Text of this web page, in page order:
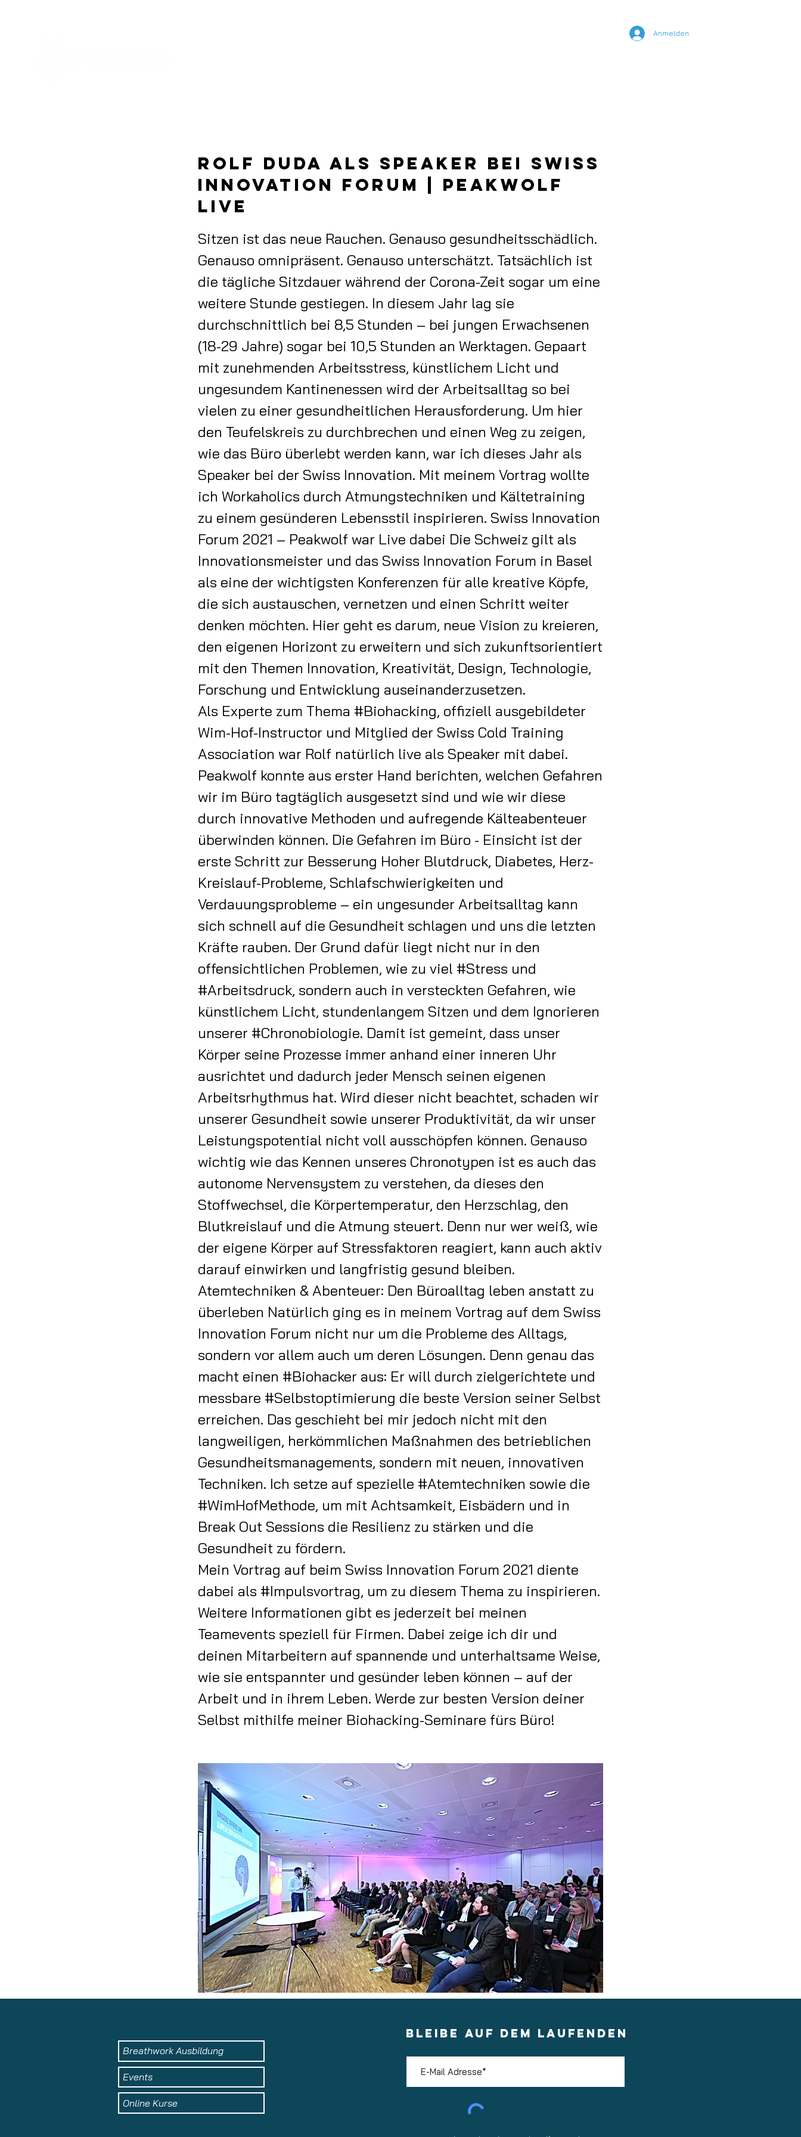
Anmelden
Rolf Duda als Speaker bei Swiss
Innovation Forum | Peakwolf
Live
Sitzen ist das neue Rauchen. Genauso gesundheitsschädlich.
Genauso omnipräsent. Genauso unterschätzt. Tatsächlich ist
die tägliche Sitzdauer während der Corona-Zeit sogar um eine
weitere Stunde gestiegen. In diesem Jahr lag sie
durchschnittlich bei 8,5 Stunden – bei jungen Erwachsenen
(18-29 Jahre) sogar bei 10,5 Stunden an Werktagen. Gepaart
mit zunehmenden Arbeitsstress, künstlichem Licht und
ungesundem Kantinenessen wird der Arbeitsalltag so bei
vielen zu einer gesundheitlichen Herausforderung. Um hier
den Teufelskreis zu durchbrechen und einen Weg zu zeigen,
wie das Büro überlebt werden kann, war ich dieses Jahr als
Speaker bei der Swiss Innovation. Mit meinem Vortrag wollte
ich Workaholics durch Atmungstechniken und Kältetraining
zu einem gesünderen Lebensstil inspirieren. Swiss Innovation
Forum 2021 – Peakwolf war Live dabei Die Schweiz gilt als
Innovationsmeister und das Swiss Innovation Forum in Basel
als eine der wichtigsten Konferenzen für alle kreative Köpfe,
die sich austauschen, vernetzen und einen Schritt weiter
denken möchten. Hier geht es darum, neue Vision zu kreieren,
den eigenen Horizont zu erweitern und sich zukunftsorientiert
mit den Themen Innovation, Kreativität, Design, Technologie,
Forschung und Entwicklung auseinanderzusetzen.
Als Experte zum Thema #Biohacking, offiziell ausgebildeter
Wim-Hof-Instructor und Mitglied der Swiss Cold Training
Association war Rolf natürlich live als Speaker mit dabei.
Peakwolf konnte aus erster Hand berichten, welchen Gefahren
wir im Büro tagtäglich ausgesetzt sind und wie wir diese
durch innovative Methoden und aufregende Kälteabenteuer
überwinden können. Die Gefahren im Büro - Einsicht ist der
erste Schritt zur Besserung Hoher Blutdruck, Diabetes, Herz-
Kreislauf-Probleme, Schlafschwierigkeiten und
Verdauungsprobleme – ein ungesunder Arbeitsalltag kann
sich schnell auf die Gesundheit schlagen und uns die letzten
Kräfte rauben. Der Grund dafür liegt nicht nur in den
offensichtlichen Problemen, wie zu viel #Stress und
#Arbeitsdruck, sondern auch in versteckten Gefahren, wie
künstlichem Licht, stundenlangem Sitzen und dem Ignorieren
unserer #Chronobiologie. Damit ist gemeint, dass unser
Körper seine Prozesse immer anhand einer inneren Uhr
ausrichtet und dadurch jeder Mensch seinen eigenen
Arbeitsrhythmus hat. Wird dieser nicht beachtet, schaden wir
unserer Gesundheit sowie unserer Produktivität, da wir unser
Leistungspotential nicht voll ausschöpfen können. Genauso
wichtig wie das Kennen unseres Chronotypen ist es auch das
autonome Nervensystem zu verstehen, da dieses den
Stoffwechsel, die Körpertemperatur, den Herzschlag, den
Blutkreislauf und die Atmung steuert. Denn nur wer weiß, wie
der eigene Körper auf Stressfaktoren reagiert, kann auch aktiv
darauf einwirken und langfristig gesund bleiben.
Atemtechniken & Abenteuer: Den Büroalltag leben anstatt zu
überleben Natürlich ging es in meinem Vortrag auf dem Swiss
Innovation Forum nicht nur um die Probleme des Alltags,
sondern vor allem auch um deren Lösungen. Denn genau das
macht einen #Biohacker aus: Er will durch zielgerichtete und
messbare #Selbstoptimierung die beste Version seiner Selbst
erreichen. Das geschieht bei mir jedoch nicht mit den
langweiligen, herkömmlichen Maßnahmen des betrieblichen
Gesundheitsmanagements, sondern mit neuen, innovativen
Techniken. Ich setze auf spezielle #Atemtechniken sowie die
#WimHofMethode, um mit Achtsamkeit, Eisbädern und in
Break Out Sessions die Resilienz zu stärken und die
Gesundheit zu fördern.
Mein Vortrag auf beim Swiss Innovation Forum 2021 diente
dabei als #Impulsvortrag, um zu diesem Thema zu inspirieren.
Weitere Informationen gibt es jederzeit bei meinen
Teamevents speziell für Firmen. Dabei zeige ich dir und
deinen Mitarbeitern auf spannende und unterhaltsame Weise,
wie sie entspannter und gesünder leben können – auf der
Arbeit und in ihrem Leben. Werde zur besten Version deiner
Selbst mithilfe meiner Biohacking-Seminare fürs Büro!
Breathwork Ausbildung
Events
Online Kurse
BLEIBE AUF DEM LAUFENDEN